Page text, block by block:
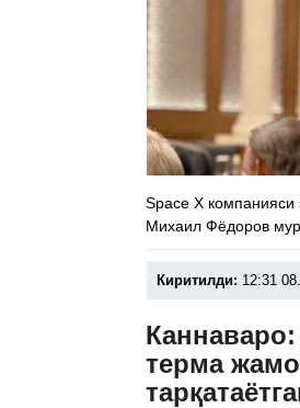
Space X компанияси
Михаил Фёдоров
Киритилди: 12:31
терма